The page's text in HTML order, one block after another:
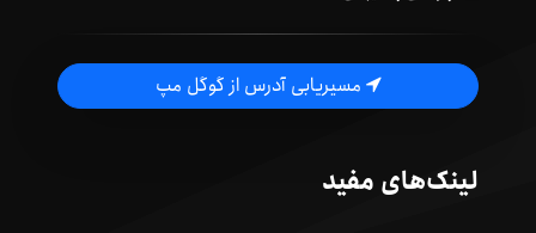
مسیریابی آدرس از گوگل مپ
لینک‌های مفید